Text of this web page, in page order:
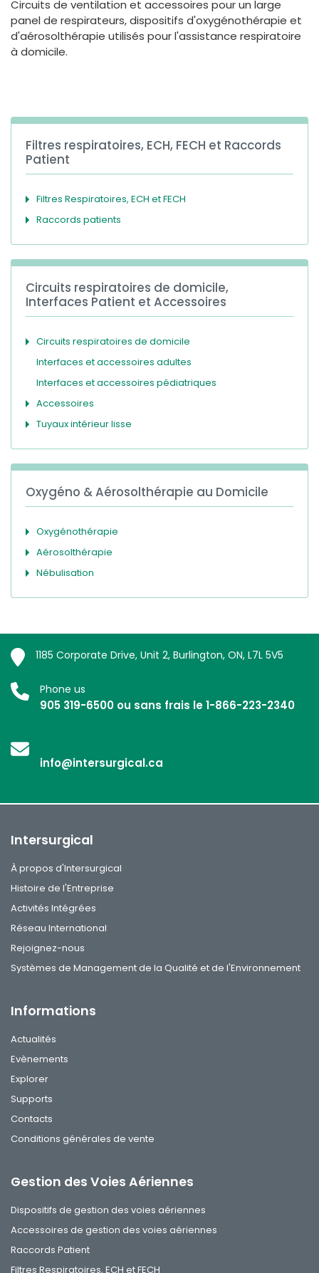
España
France
Turkey
Circuits de ventilation et accessoires pour un large
panel de respirateurs, dispositifs d'oxygénothérapie et
d'aérosolthérapie utilisés pour l'assistance respiratoire
à domicile.
Filtres respiratoires, ECH, FECH et Raccords
Patient
Filtres Respiratoires, ECH et FECH
Raccords patients
Circuits respiratoires de domicile,
Interfaces Patient et Accessoires
Circuits respiratoires de domicile
Interfaces et accessoires adultes
Interfaces et accessoires pédiatriques
Accessoires
Tuyaux intérieur lisse
Oxygéno & Aérosolthérapie au Domicile
Oxygénothérapie
Aérosolthérapie
Nébulisation
1185 Corporate Drive, Unit 2, Burlington, ON, L7L 5V5
Phone us
905 319-6500 ou sans frais le 1-866-223-2340
info@intersurgical.ca
Intersurgical
À propos d'Intersurgical
Histoire de l'Entreprise
Activités Intégrées
Réseau International
Rejoignez-nous
Systèmes de Management de la Qualité et de l'Environnement
Informations
Actualités
Evènements
Explorer
Supports
Contacts
Conditions générales de vente
Gestion des Voies Aériennes
Dispositifs de gestion des voies aériennes
Accessoires de gestion des voies aériennes
Raccords Patient
Filtres Respiratoires, ECH et FECH